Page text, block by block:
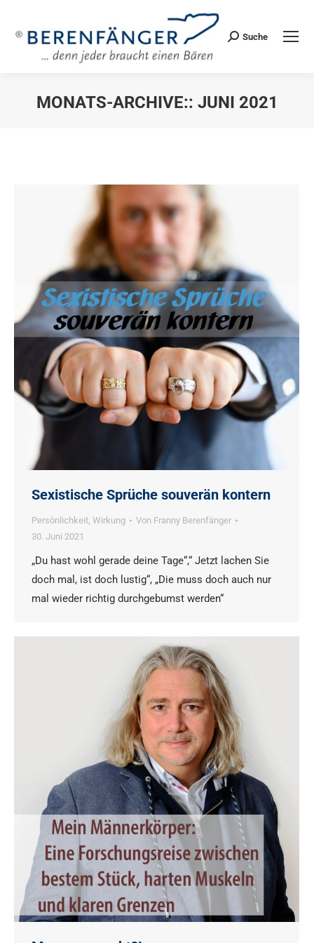
Search:
Suche
MONATS-ARCHIVE:: JUNI 2021
Sexistische Sprüche souverän kontern
Persönlichkeit, Wirkung Von Franny Berenfänger
30. Juni 2021
„Du hast wohl gerade deine Tage“,“ Jetzt lachen Sie
doch mal, ist doch lustig“, „Die muss doch auch nur
mal wieder richtig durchgebumst werden“